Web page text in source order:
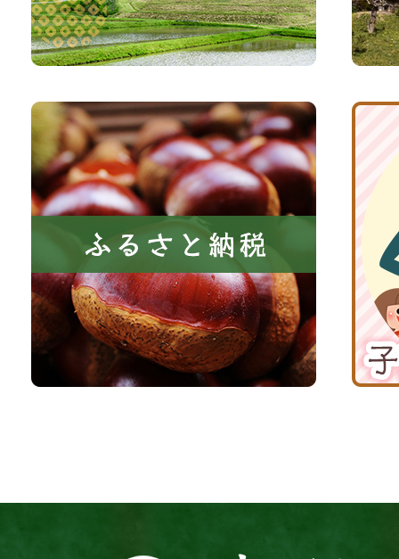
い、
森
共
に
い
き
町
京
サ
イ
ふ
る
さ
と
税
京
波
子
育
て
応
援